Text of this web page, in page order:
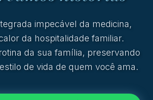
impecável da medicina,
da hospitalidade familiar.
da sua família, preservando
de vida de quem você ama.